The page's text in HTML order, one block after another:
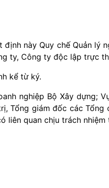
định này Quy chế Quản lý
ty, Công ty độc lập trực
kể từ ký.
nghiệp Bộ Xây dựng;
Tổng giám đốc các
quan chịu trách nhiệm